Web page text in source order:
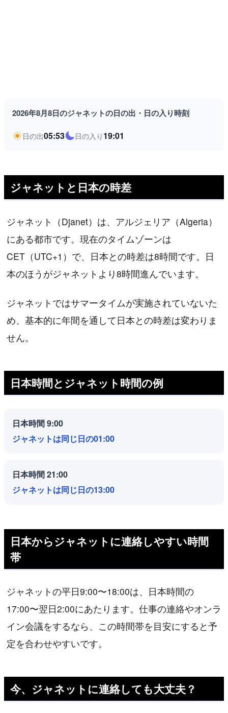
2026年8月8日のジャネットの日の出・日の入り時刻
日の出05:53 日の入り 19:01
ジャネットと日本の時差
ジャネット（Djanet）は、アルジェリア（Algeria）
にある都市です。現在のタイムゾーンは
CET（UTC+1）で、日本との時差は8時間です。日
本のほうがジャネットより8時間進んでいます。
ジャネットではサマータイムが実施されていないた
め、基本的に年間を通して日本との時差は変わりま
せん。
日本時間とジャネット時間の例
日本時間 9:00
ジャネットは同じ日の01:00
日本時間 21:00
ジャネットは同じ日の13:00
日本からジャネットに連絡しやすい時間
帯
ジャネットの平日9:00〜18:00は、日本時間の
17:00〜翌日2:00にあたります。仕事の連絡やオンラ
イン会議をするなら、この時間帯を目安にすると予
定を合わせやすいです。
今、ジャネットに連絡しても大丈夫？